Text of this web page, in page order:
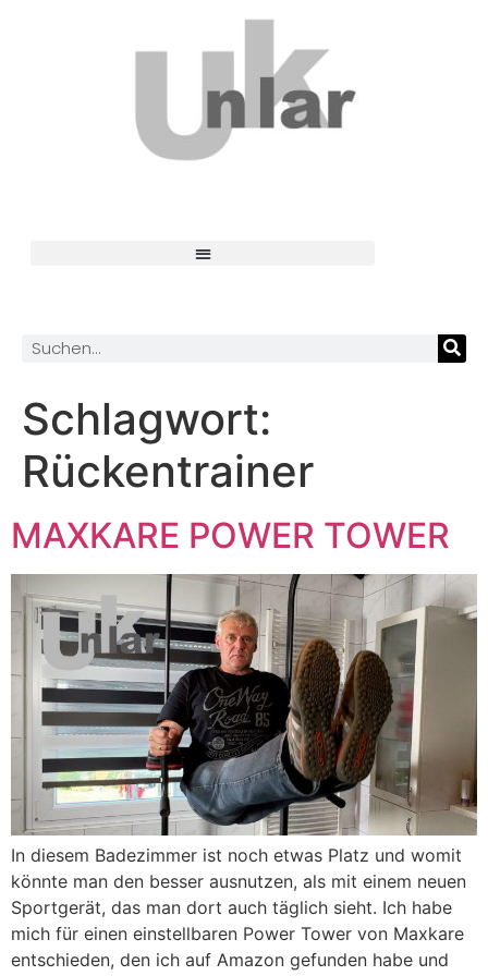
Schlagwort:
Rückentrainer
MAXKARE POWER TOWER
In diesem Badezimmer ist noch etwas Platz und womit
könnte man den besser ausnutzen, als mit einem neuen
Sportgerät, das man dort auch täglich sieht. Ich habe
mich für einen einstellbaren Power Tower von Maxkare
entschieden, den ich auf Amazon gefunden habe und